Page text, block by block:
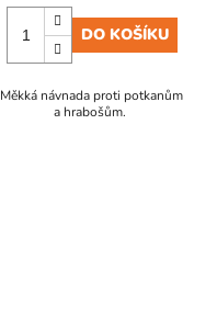
DO KOŠÍKU
Měkká návnada proti potkanům
a hrabošům.